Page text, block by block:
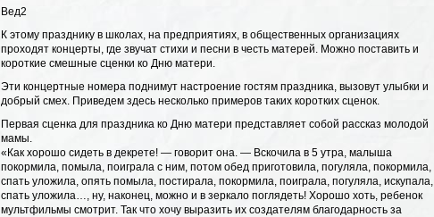
Вед2
К этому празднику в школах, на предприятиях, в общественных организациях
проходят концерты, где звучат стихи и песни в честь матерей. Можно поставить и
короткие смешные сценки ко Дню матери.
Эти концертные номера поднимут настроение гостям праздника, вызовут улыбки и
добрый смех. Приведем здесь несколько примеров таких коротких сценок.
Первая сценка для праздника ко Дню матери представляет собой рассказ молодой
мамы.
«Как хорошо сидеть в декрете! — говорит она. — Вскочила в 5 утра, малыша
покормила, помыла, поиграла с ним, потом обед приготовила, погуляла, покормила,
спать уложила, опять помыла, постирала, покормила, поиграла, погуляла, искупала,
спать уложила…, ну, наконец, можно и в зеркало поглядеть! Хорошо хоть, ребенок
мультфильмы смотрит. Так что хочу выразить их создателям благодарность за